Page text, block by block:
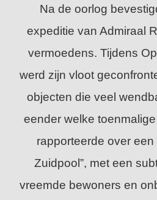
Na de oorlog
expeditie van Admiraal
vermoedens. Tijdens
werd zijn vloot
objecten die veel
eender welke
rapporteerde over een
Zuidpool”, met een
vreemde bewoners en